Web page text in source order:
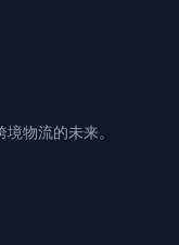
物流的未来。